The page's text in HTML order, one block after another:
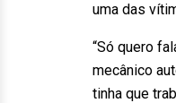
uma das
“Só quero
mecânico
tinha que